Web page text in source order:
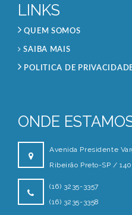
LINKS
QUEM SOMOS
SAIBA MAIS
POLITICA DE
ONDE
Avenida Presidente
Ribeirão Preto-SP /
(16) 3235-3357
(16) 3235-3358